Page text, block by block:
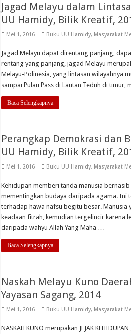
Jagad Melayu dalam
UU Hamidy, Bilik Kreatif,
Mei 1, 2016 Buku UU Hamidy, Masyarakat
Jagad Melayu dapat direntang panjang,
rentang yang panjang, jagad Melayu
Melayu-Polinesia, yang lintasan wilayahnya
sampai Pulau Pass di Lautan Teduh di
Baca Selengkapnya
Perangkap Demokrasi dan
UU Hamidy, Bilik Kreatif,
Mei 1, 2016 Buku UU Hamidy, Masyarakat
Kehidupan memberi tanda manusia
mementingkan budaya daripada agama. Ini
terhadap hawa nafsu begitu besar. Manusia
keadaan fitrah, kemudian tergelincir karena
daripada wahyu Allah Yang Maha …
Baca Selengkapnya
Naskah Melayu Kuno
Yayasan Sagang, 2014
Mei 1, 2016 Buku UU Hamidy, Masyarakat
NASKAH KUNO merupakan JEJAK